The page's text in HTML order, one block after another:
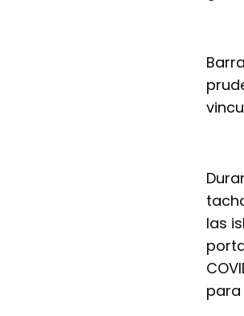
las
para